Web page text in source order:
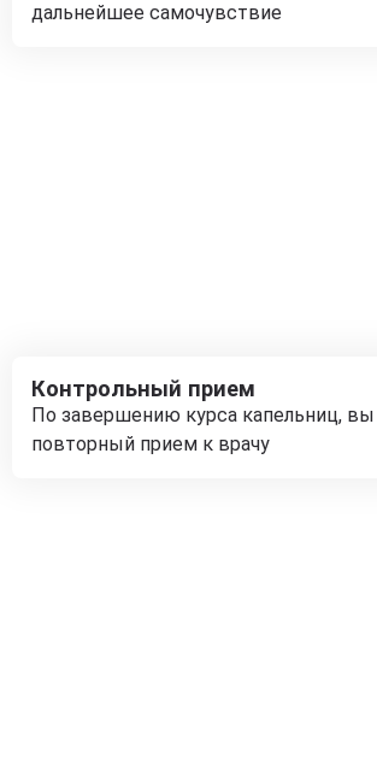
дальнейшее самочувствие
Контрольный прием
По завершению курса капельниц, вы
повторный прием к врачу